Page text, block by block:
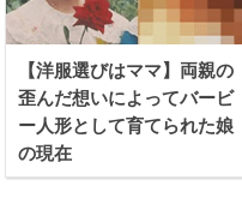
【洋服選びはママ】両親の
歪んだ想いによってバービ
ー人形として育てられた娘
の現在